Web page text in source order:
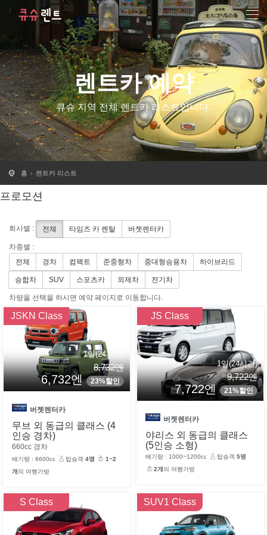
렌트카 예약
큐슈 지역 전체 렌트카 리스트입니다.
홈 렌트카 리스트
프로모션
회사별 : 전체 타임즈 카 렌탈 버젯렌터카
차종별 :
전체
경차 컴팩트 준중형차 중대형승용차 하이브리드
승합차 SUV 스포츠카 외제차 전기차
차량을 선택을 하시면 예약 페이지로 이동합니다.
JSKN Class
1일(24시간)
8,732엔
6,732엔 23%할인
버젯렌터카
무브 외 동급의 클래스 (4
인승 경차)
660cc 경차
배기량 : 6600cc 탑승객4명
1~2
개 의 여행가방
JS Class
1일(24시간)
9,722엔
7,722엔 21%할인
버젯렌터카
야리스 외 동급의 클래스
(5인승 소형)
배기량 : 1000~1200cc 탑승객5명
2개 의 여행가방
S Class SUV1 Class